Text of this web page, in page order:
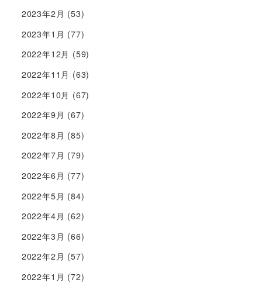
2023年2月 (53)
2023年1月 (77)
2022年12月 (59)
2022年11月 (63)
2022年10月 (67)
2022年9月 (67)
2022年8月 (85)
2022年7月 (79)
2022年6月 (77)
2022年5月 (84)
2022年4月 (62)
2022年3月 (66)
2022年2月 (57)
2022年1月 (72)